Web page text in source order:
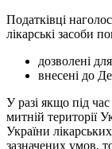
Податківці
лікарські засоби
дозволені
внесені до
У разі якщо під
митній території
України
зазначених умов,